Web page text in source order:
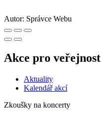
Autor: Správce Webu
Akce pro veřejnost
Aktuality
Kalendář akcí
Zkoušky na koncerty